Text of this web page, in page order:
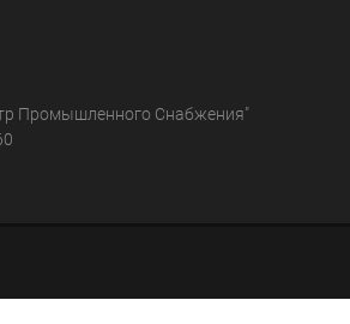
Промышленного Снабжения"